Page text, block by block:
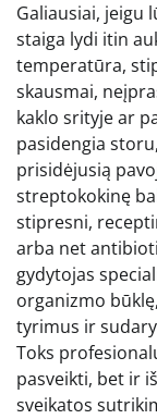
Galiausiai, jeigu
staiga lydi itin
temperatūra,
skausmai,
kaklo srityje ar
pasidengia
prisidėjusią
streptokokinę
stipresni,
arba net
gydytojas
organizmo
tyrimus ir
Toks
pasveikti, bet ir
sveikatos